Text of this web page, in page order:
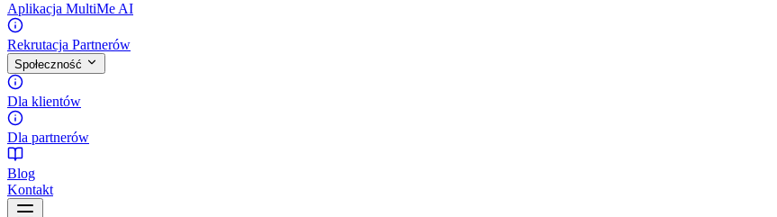
Aplikacja MultiMe AI
Rekrutacja Partnerów
Społeczność
Dla klientów
Dla partnerów
Blog
Kontakt